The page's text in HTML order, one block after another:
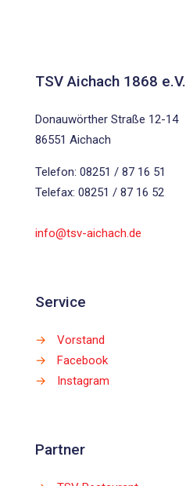
TSV Aichach 1868 e.V.
Donauwörther Straße 12-14
86551 Aichach
Telefon: 08251 / 87 16 51
Telefax: 08251 / 87 16 52
info@tsv-aichach.de
Service
→
Vorstand
→
Facebook
→
Instagram
Partner